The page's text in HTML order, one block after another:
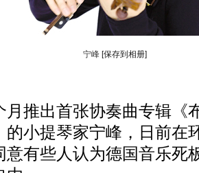
宁峰 [保存到相册]
出首张协奏曲专辑《
的小提琴家宁峰，日前在
意有些人认为德国音乐死